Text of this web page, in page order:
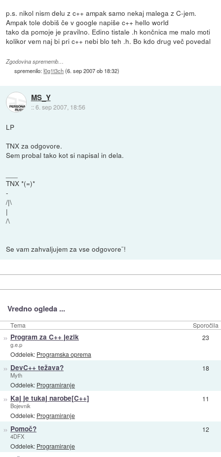
p.s. nikol nism delu z c++ ampak samo nekaj malega z C-jem.
Ampak tole dobiš če v google napiše c++ hello world
tako da pomoje je pravilno. Edino tistale .h končnica me malo moti
kolikor vem naj bi pri c++ nebi blo teh .h. Bo kdo drug več povedal
Zgodovina sprememb…
spremenilo:l0g1t3ch(6. sep 2007 ob 18:32)
MS_Y
::6. sep 2007, 18:56
LP
TNX za odgovore.
Sem probal tako kot si napisal in dela.
TNX *(=)*
-
/|\
|
/\
Se vam zahvaljujem za vse odgovore¨!
Vredno ogleda ...
Tema Sporočila
» Program za C++ jezik
g.e.p
Oddelek: Programska oprema
23
» DevC++ težava?
Myth
Oddelek: Programiranje
18
» Kaj je tukaj narobe[C++]
Bojevnik
Oddelek: Programiranje
11
» Pomoč?
4DFX
Oddelek: Programiranje
12